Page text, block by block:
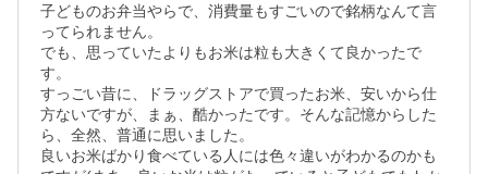
子どものお弁当やらで、消費量もすごいので銘柄なんて言
ってられません。
でも、思っていたよりもお米は粒も大きくて良かったで
す。
すっごい昔に、ドラッグストアで買ったお米、安いから仕
方ないですが、まぁ、酷かったです。そんな記憶からした
ら、全然、普通に思いました。
良いお米ばかり食べている人には色々違いがわかるのかも